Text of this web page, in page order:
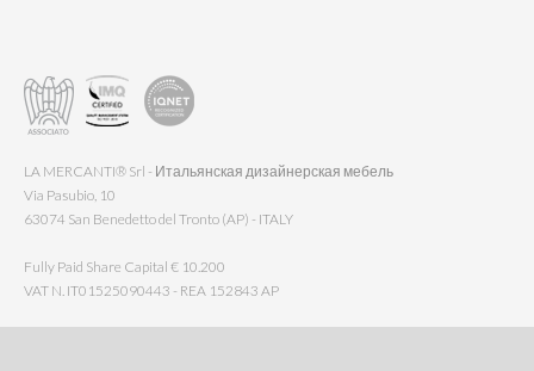
LA MERCANTI® Srl - Итальянская дизайнерская мебель
Via Pasubio, 10
63074 San Benedetto del Tronto (AP) - ITALY
Fully Paid Share Capital € 10.200
VAT N. IT01525090443 - REA 152843 AP